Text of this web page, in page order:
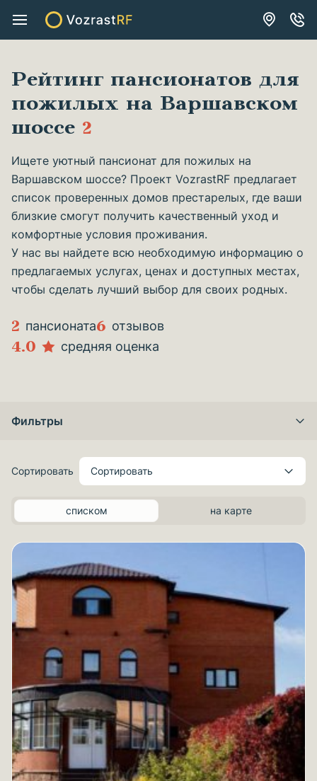
Рейтинг пансионатов для
пожилых на Варшавском
шоссе 2
Ищете уютный пансионат для пожилых на
Варшавском шоссе? Проект VozrastRF предлагает
список проверенных домов престарелых, где ваши
близкие смогут получить качественный уход и
комфортные условия проживания.
У нас вы найдете всю необходимую информацию о
предлагаемых услугах, ценах и доступных местах,
чтобы сделать лучший выбор для своих родных.
2 пансионата6 отзывов
4.0 средняя оценка
Фильтры
Сортировать Сортировать
списком на карте